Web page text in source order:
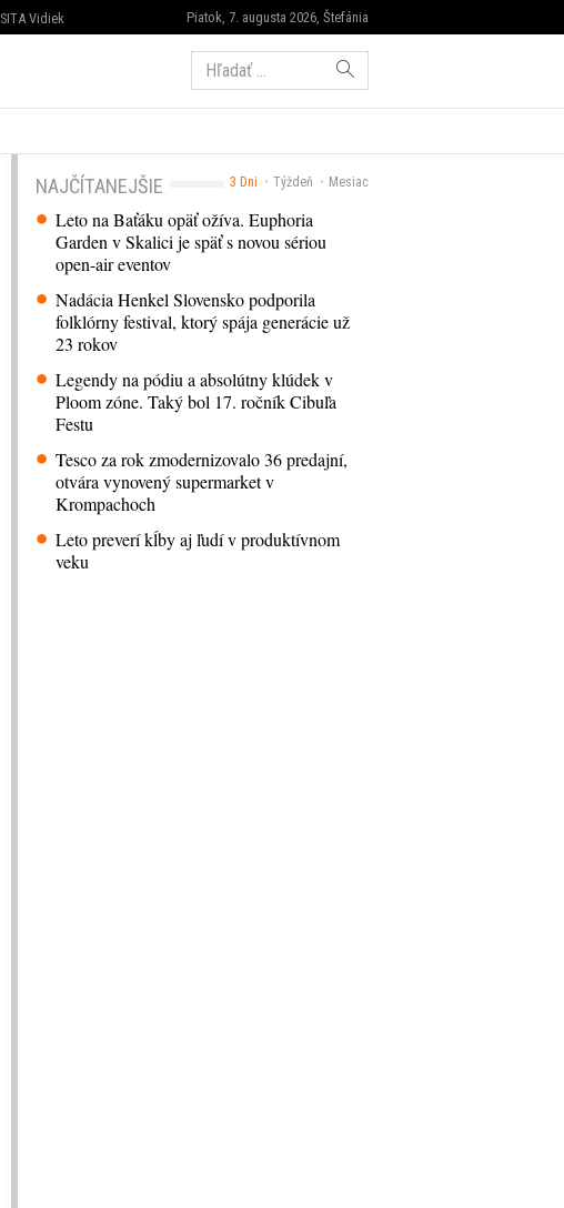
Piatok, 7. augusta 2026, Štefánia
SITA Vidiek
Hľadať:
3 Dni Týždeň Mesiac
NAJČÍTANEJŠIE
Leto na Baťáku opäť ožíva. Euphoria
Garden v Skalici je späť s novou sériou
open-air eventov
Nadácia Henkel Slovensko podporila
folklórny festival, ktorý spája generácie už
23 rokov
Legendy na pódiu a absolútny klúdek v
Ploom zóne. Taký bol 17. ročník Cibuľa
Festu
Tesco za rok zmodernizovalo 36 predajní,
otvára vynovený supermarket v
Krompachoch
Leto preverí kĺby aj ľudí v produktívnom
veku